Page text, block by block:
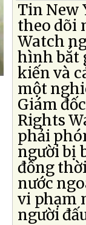
Tin New
theo dõi
Watch
hình bắt
kiến và
một
Giám
Rights
phải
người bị
đồng
nước
vi phạm
người